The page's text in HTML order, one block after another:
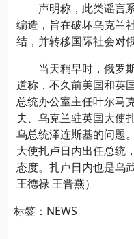
声明称，此类谣言系
编造，旨在破坏乌克兰
结，并转移国际社会对
当天稍早时，俄罗斯
道称，不久前美国和英
总统办公室主任叶尔马
夫、乌克兰驻英国大使
乌总统泽连斯基的问题
大使扎卢日内出任总统
态度。扎卢日内也是乌
王德禄 王晋燕）
标签：NEWS